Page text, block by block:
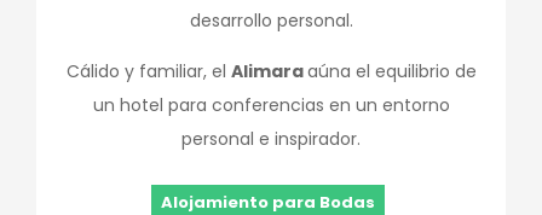
desarrollo personal.
Cálido y familiar, el Alimaraaúna el equilibrio de
un hotel para conferencias en un entorno
personal e inspirador.
Alojamiento para Bodas